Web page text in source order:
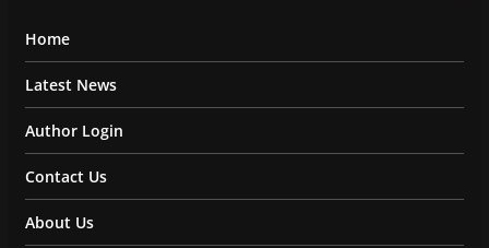
Home
Latest News
Author Login
Contact Us
About Us